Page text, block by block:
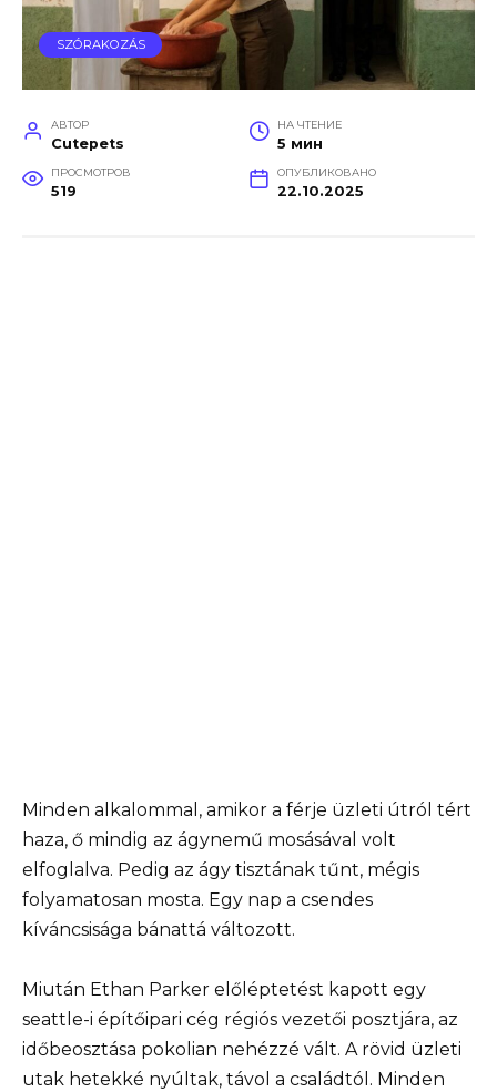
SZÓRAKOZÁS
АВТОР
Cutepets
НА ЧТЕНИЕ
5 мин
ПРОСМОТРОВ
519
ОПУБЛИКОВАНО
22.10.2025
Minden alkalommal, amikor a férje üzleti útról tért
haza, ő mindig az ágynemű mosásával volt
elfoglalva. Pedig az ágy tisztának tűnt, mégis
folyamatosan mosta. Egy nap a csendes
kíváncsisága bánattá változott.
Miután Ethan Parker előléptetést kapott egy
seattle-i építőipari cég régiós vezetői posztjára, az
időbeosztása pokolian nehézzé vált. A rövid üzleti
utak hetekké nyúltak, távol a családtól. Minden